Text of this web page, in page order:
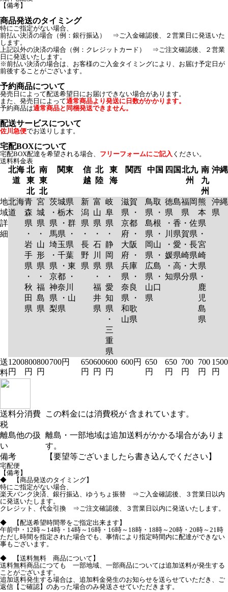
【備考】
商品発送のタイミング
特にご指定がない場合、
前払い決済の場合（例：銀行振込） ⇒ご入金確認後、２営業日に発送いた
します。
上記以外の決済の場合（例：クレジットカード） ⇒ご注文確認後、２営業
日に発送いたします。
※前払い決済の場合は、お客様のご入金タイミングにより、お届け予定日が
前後することがございます。
予約商品について
発売日によって配送希望日にお届けできない場合があります。
また、発売日によって通常商品より発送に日数がかかります。
予約商品は通常商品と同梱発送できません。
配送サービスについて
佐川急便でお送りします。
宅配BOXについて
宅配BOX配達を希望される場合、 フリーフォームにご記入 ください。
送料料金表
北海
道
北
東
北
南
東
北
関東
信
越
北
陸
東
海
関西 中国 四国北九
州
南
九
州
沖縄
地
域
詳
細
北海
道
青
森
県
・
岩
手
県
・
秋
田
県
宮
城
県
・
山
形
県
・
福
島
県
茨城県
・栃木
県 ・群
馬県 ・
埼玉県
・千葉
県 ・東
京都 ・
神奈川
県 ・山
梨県
新
潟
県
・
長
野
県
富
山
県
・
石
川
県
・
福
井
県
岐
阜
県
・
静
岡
県
・
愛
知
県
・
三
重
県
滋賀
県 ・
京都
府 ・
大阪
府 ・
兵庫
県 ・
奈良
県 ・
和歌
山県
鳥取
県 ・
島根
県 ・
岡山
県 ・
広島
県 ・
山口
県
徳島
県
・香
川県
・愛
媛県
・高
知県
福岡
県
・佐
賀県
・長
崎県
・大
分県
熊
本
県
・
宮
崎
県
・
鹿
児
島
県
沖縄
県
送
料
1200
円
800
円
800
円
700円
650
円
600
円
600
円
600円 650
円
650
円
700
円
700
円
1500
円
送料分消費
税
この料金には消費税が 含まれています。
離島他の扱
い
離島・一部地域は追加送料がかかる場合がありま
す。
備考
【要望等ございましたら書き込んでください】
宅配便
【備考】
◆ 【商品発送のタイミング】
特にご指定がない場合、
楽天バンク決済、銀行振込、ゆうちょ振替 ⇒ご入金確認後、３営業日以内
に発送いたします。
クレジット、代金引換 ⇒ご注文確認後、３営業日以内に発送いたします。
◆ 【配送希望時間帯をご指定出来ます】
午前中・12時～14時・14時～16時・16時～18時・18時～20時・20時～21時
ただし時間を指定された場合でも、事情により指定時間内に配達ができない
事もございます。
◆ 【送料無料 商品について】
送料無料商品につても 一部地域、一部商品については追加送料が発生する
ことがございます。
追加送料発生する場合は、追加料金発生のお知らせを送らせていただき、ご
返信【ご確認】のあった場合のみ発送させていただきます。